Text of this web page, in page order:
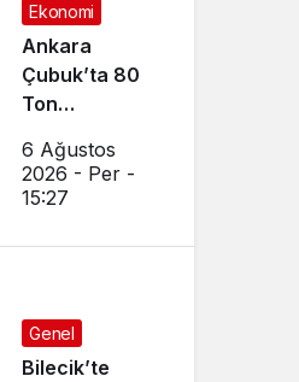
Ekonomi
Ankara
Çubuk’ta 80
Ton
6 Ağustos
2026 - Per -
15:27
Genel
Bilecik’te